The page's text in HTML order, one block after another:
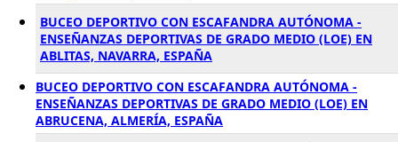
BUCEO DEPORTIVO CON ESCAFANDRA AUTÓNOMA -
ENSEÑANZAS DEPORTIVAS DE GRADO MEDIO (LOE) EN
ABLITAS, NAVARRA, ESPAÑA
BUCEO DEPORTIVO CON ESCAFANDRA AUTÓNOMA -
ENSEÑANZAS DEPORTIVAS DE GRADO MEDIO (LOE) EN
ABRUCENA, ALMERÍA, ESPAÑA